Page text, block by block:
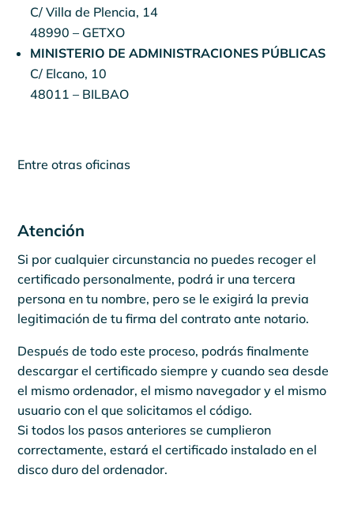
C/ Villa de Plencia, 14
48990 – GETXO
MINISTERIO DE ADMINISTRACIONES PÚBLICAS
C/ Elcano, 10
48011 – BILBAO
Entre otras oficinas
Atención
Si por cualquier circunstancia no puedes recoger el
certificado personalmente, podrá ir una tercera
persona en tu nombre, pero se le exigirá la previa
legitimación de tu firma del contrato ante notario.
Después de todo este proceso, podrás finalmente
descargar el certificado siempre y cuando sea desde
el mismo ordenador, el mismo navegador y el mismo
usuario con el que solicitamos el código.
Si todos los pasos anteriores se cumplieron
correctamente, estará el certificado instalado en el
disco duro del ordenador.